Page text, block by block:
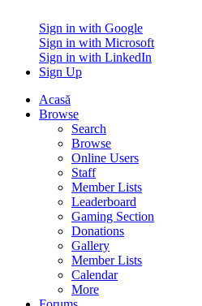
Sign in with Google
Sign in with Microsoft
Sign in with LinkedIn
Sign Up
Acasă
Browse
Search
Browse
Online Users
Staff
Member Lists
Leaderboard
Gaming Section
Donations
Gallery
Member Lists
Calendar
More